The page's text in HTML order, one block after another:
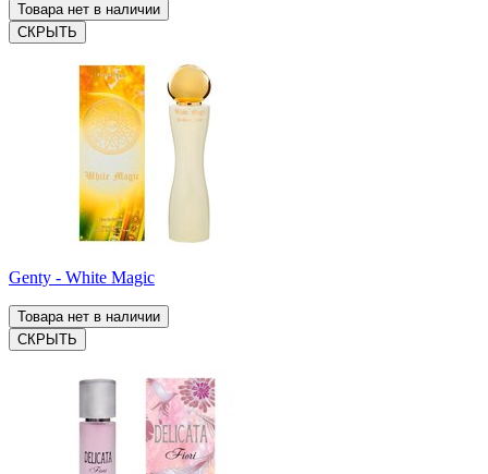
Товара нет в наличии
СКРЫТЬ
Genty - White Magic
Товара нет в наличии
СКРЫТЬ